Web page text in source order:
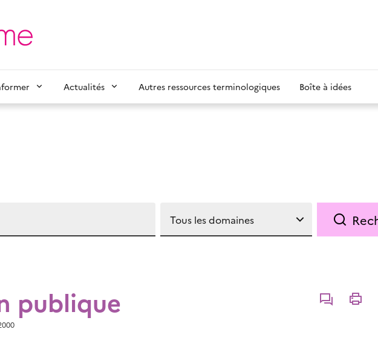
Actualités Autres ressources terminologiques Boîte à idées
publique Commenter